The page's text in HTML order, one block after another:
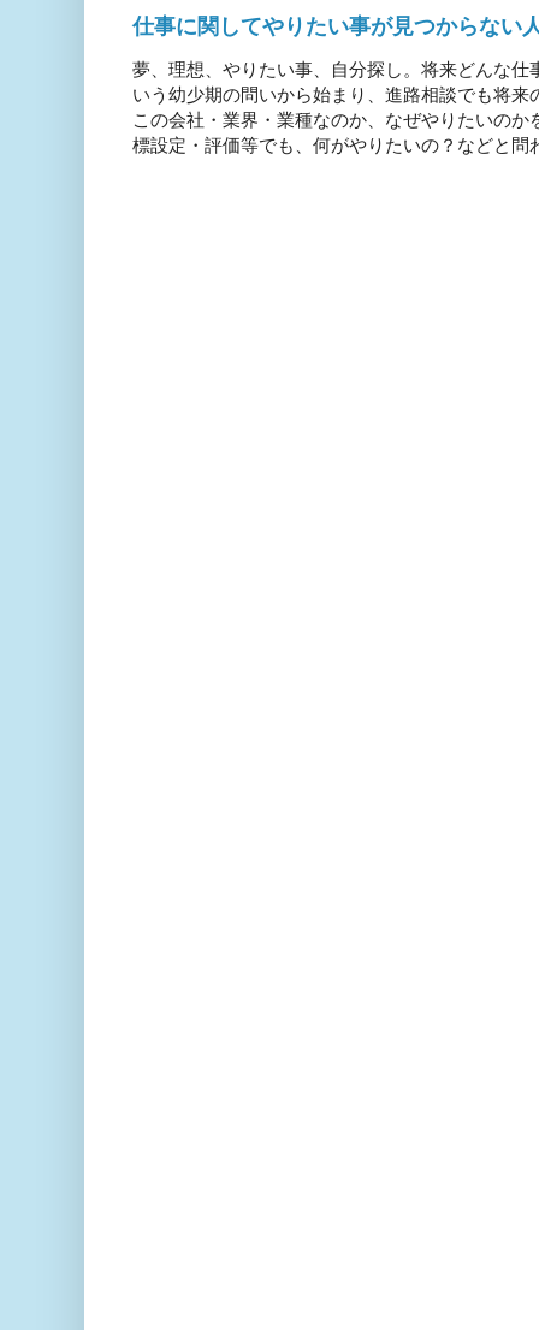
仕事に関してやりたい事が見つからない
夢、理想、やりたい事、自分探し。将来どんな
いう幼少期の問いから始まり、進路相談でも将
この会社・業界・業種なのか、なぜやりたいの
標設定・評価等でも、何がやりたいの？などと問